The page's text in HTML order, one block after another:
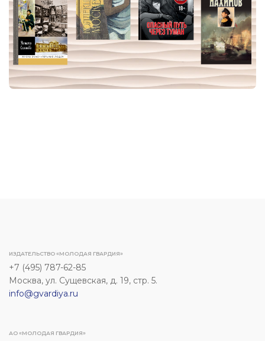
ИЗДАТЕЛЬСТВО «МОЛОДАЯ ГВАРДИЯ»
+7 (495) 787-62-85
Москва, ул. Сущевская, д. 19, стр. 5.
info@gvardiya.ru
АО «МОЛОДАЯ ГВАРДИЯ»